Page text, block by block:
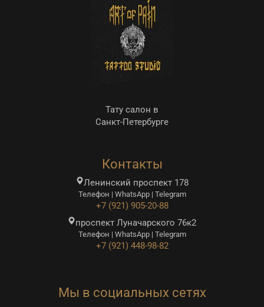
Тату салон в
Санкт-Петербурге
Контакты
Ленинский проспект 178
Телефон | WhatsApp | Telegram
+7 (921) 905-20-88
проспект Луначарского 76к2
Телефон | WhatsApp | Telegram
+7 (921) 448-98-82
Мы в социальных сетях